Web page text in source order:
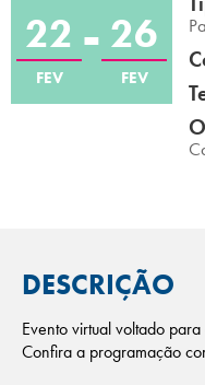
Campi/Unidades
Atendimento (21) 2574
ÁREA DO ALUNO
22
FEV
26
FEV
DESCRIÇÃO
Evento virtual voltado
Confira a programação